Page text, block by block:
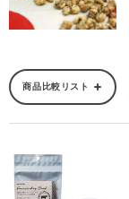
商品比較リスト